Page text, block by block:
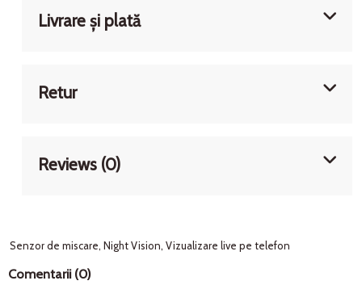
Senzor de miscare, Night Vision, Vizualizare live pe telefon
Livrare și plată
Retur
Reviews (0)
Comentarii (0)